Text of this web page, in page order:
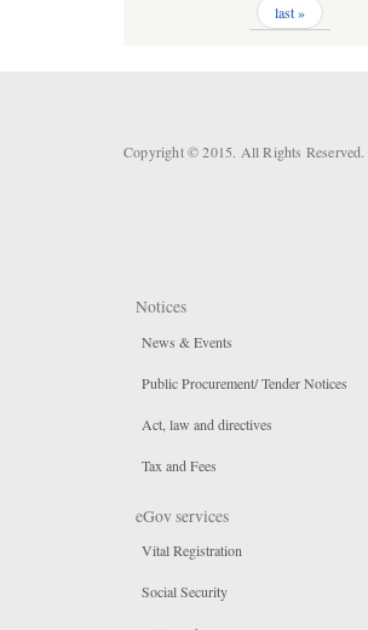
last »
Copyright © 2015. All Rights Reserved.
Notices
News & Events
Public Procurement/ Tender Notices
Act, law and directives
Tax and Fees
eGov services
Vital Registration
Social Security